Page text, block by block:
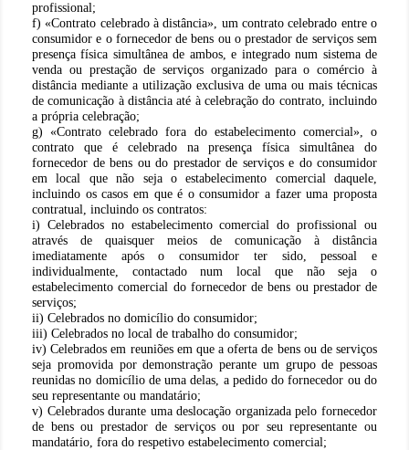
profissional;
f) «Contrato celebrado à distância», um contrato celebrado entre o
consumidor e o fornecedor de bens ou o prestador de serviços sem
presença física simultânea de ambos, e integrado num sistema de
venda ou prestação de serviços organizado para o comércio à
distância mediante a utilização exclusiva de uma ou mais técnicas
de comunicação à distância até à celebração do contrato, incluindo
a própria celebração;
g) «Contrato celebrado fora do estabelecimento comercial», o
contrato que é celebrado na presença física simultânea do
fornecedor de bens ou do prestador de serviços e do consumidor
em local que não seja o estabelecimento comercial daquele,
incluindo os casos em que é o consumidor a fazer uma proposta
contratual, incluindo os contratos:
i) Celebrados no estabelecimento comercial do profissional ou
através de quaisquer meios de comunicação à distância
imediatamente após o consumidor ter sido, pessoal e
individualmente, contactado num local que não seja o
estabelecimento comercial do fornecedor de bens ou prestador de
serviços;
ii) Celebrados no domicílio do consumidor;
iii) Celebrados no local de trabalho do consumidor;
iv) Celebrados em reuniões em que a oferta de bens ou de serviços
seja promovida por demonstração perante um grupo de pessoas
reunidas no domicílio de uma delas, a pedido do fornecedor ou do
seu representante ou mandatário;
v) Celebrados durante uma deslocação organizada pelo fornecedor
de bens ou prestador de serviços ou por seu representante ou
mandatário, fora do respetivo estabelecimento comercial;